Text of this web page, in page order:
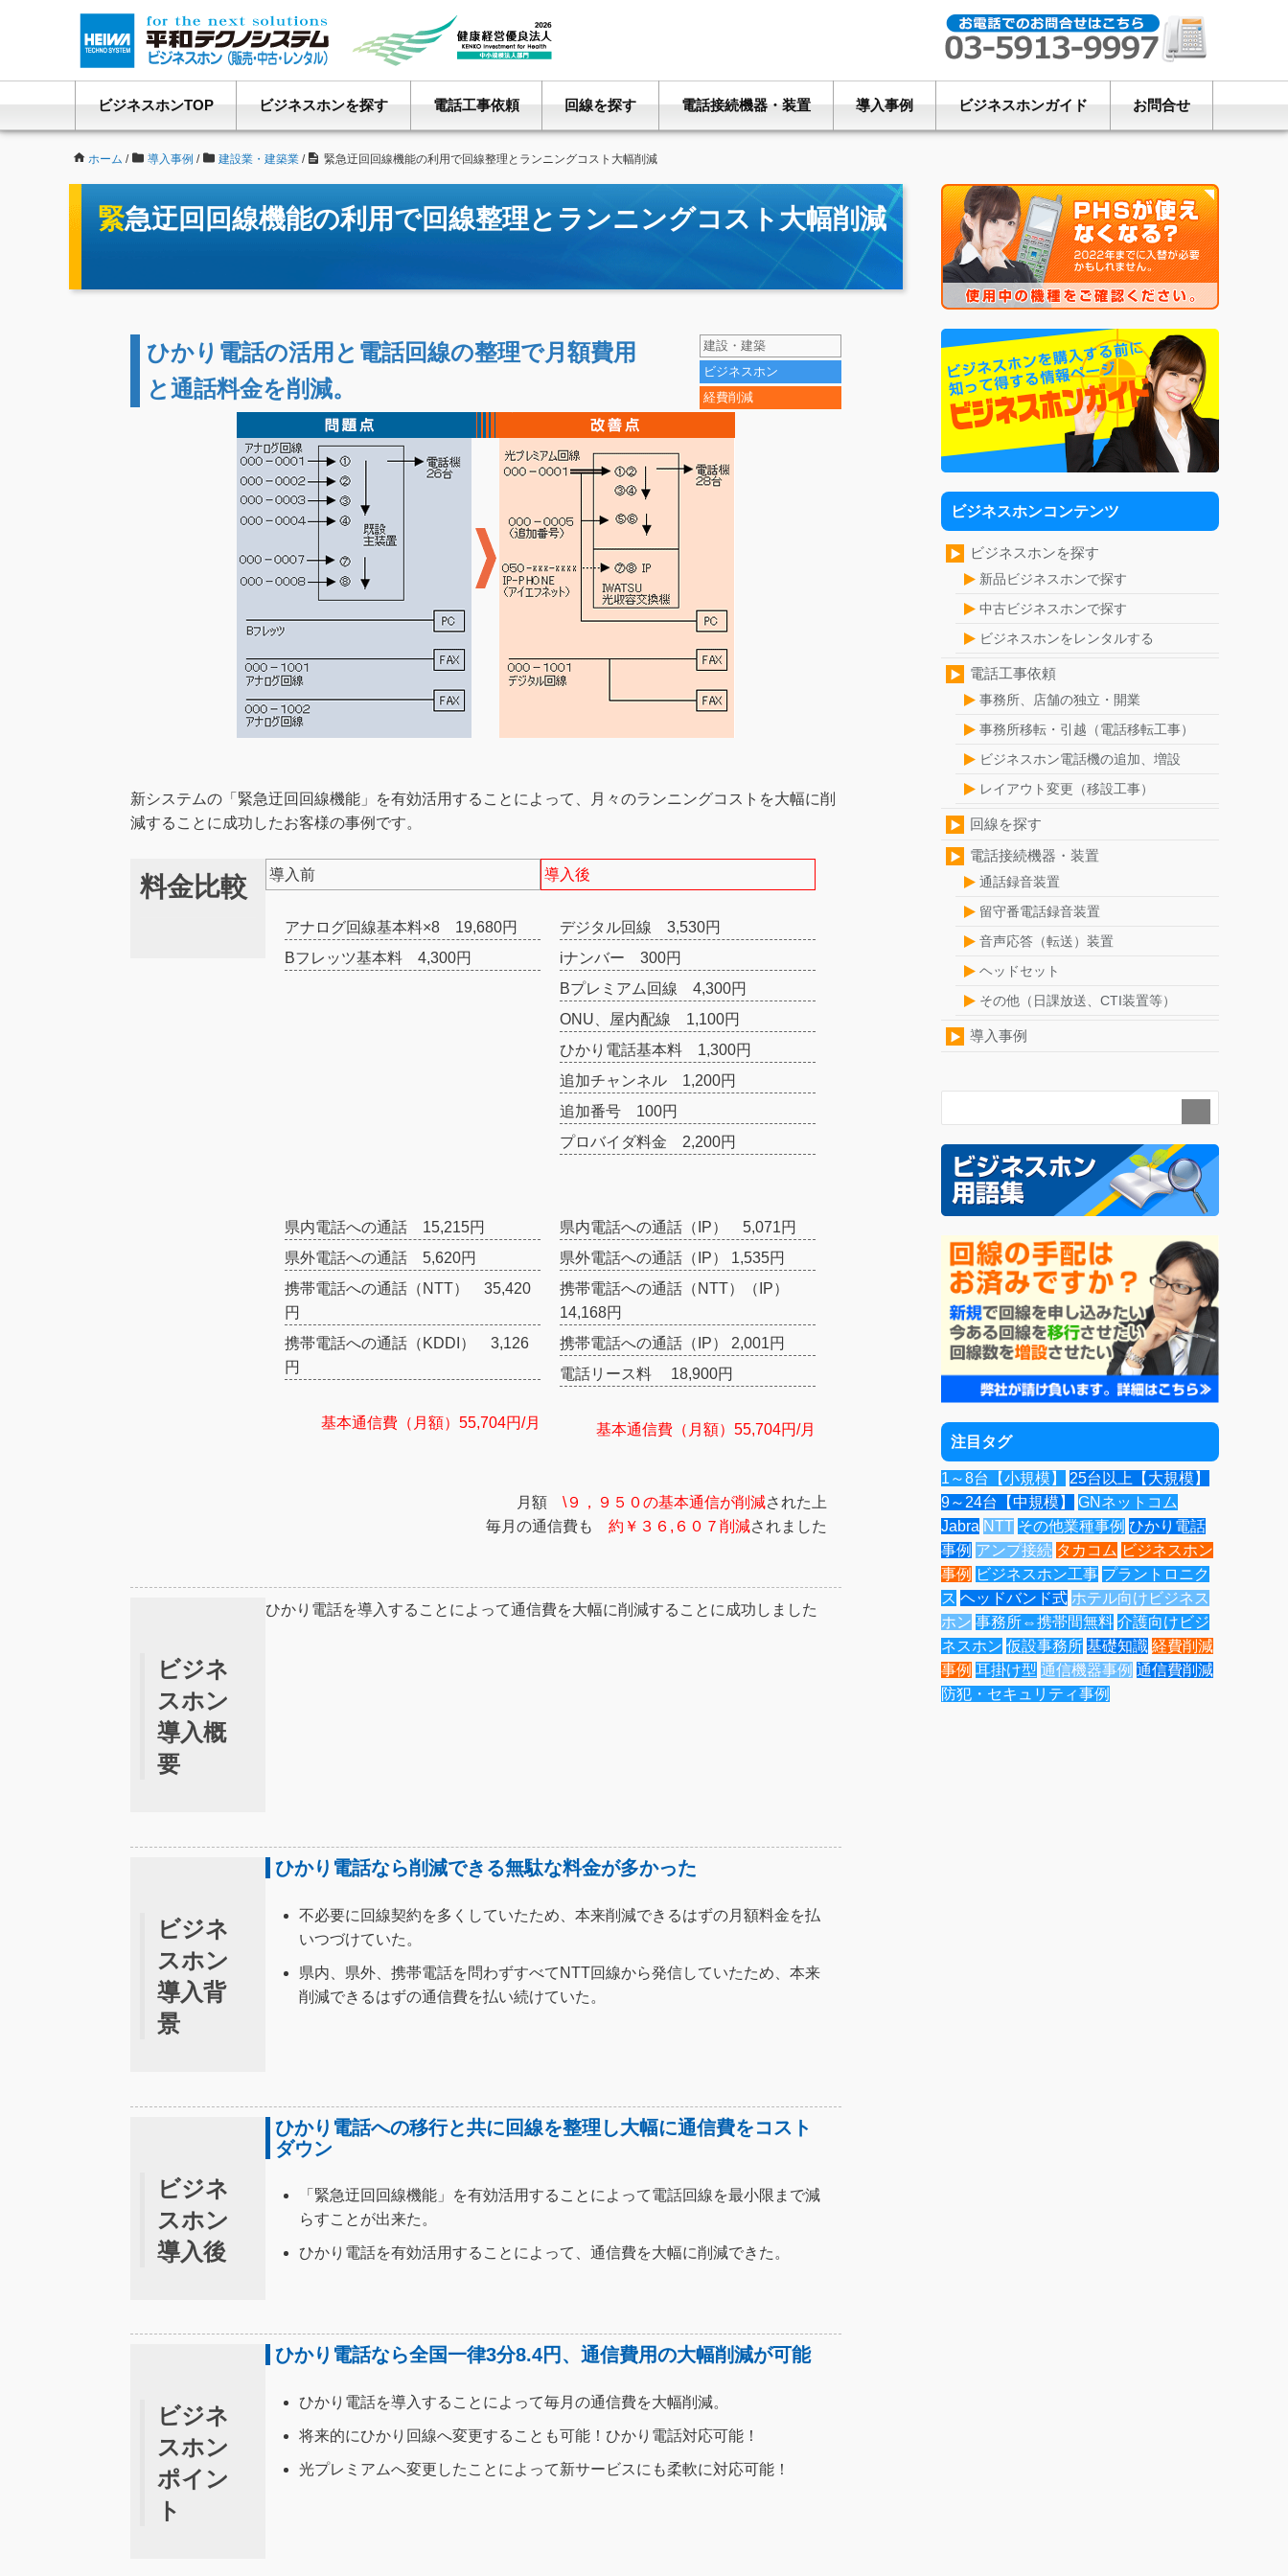
ビジネスホンTOP ビジネスホンを探す 電話工事依頼 回線を探す 電話接続機器・装置 導入事例 ビジネスホンガイド お問合せ
ホーム / 導入事例 / 建設業・建築業 / 緊急迂回回線機能の利用で回線整理とランニングコスト大幅削減
緊急迂回回線機能の利用で回線整理とランニングコスト大幅削減
建設・建築
ビジネスホン
経費削減
ひかり電話の活用と電話回線の整理で月額費用
と通話料金を削減。
新システムの「緊急迂回回線機能」を有効活用することによって、月々のランニングコストを大幅に削
減することに成功したお客様の事例です。
料金比較 導入前
アナログ回線基本料×8 19,680円
Bフレッツ基本料 4,300円
導入後
デジタル回線 3,530円
iナンバー 300円
Bプレミアム回線 4,300円
ONU、屋内配線 1,100円
ひかり電話基本料 1,300円
追加チャンネル 1,200円
追加番号 100円
プロバイダ料金 2,200円
県内電話への通話 15,215円
県外電話への通話 5,620円
携帯電話への通話（NTT） 35,420
円
携帯電話への通話（KDDI） 3,126
円
基本通信費（月額）55,704円/月
県内電話への通話（IP） 5,071円
県外電話への通話（IP） 1,535円
携帯電話への通話（NTT）（IP）
14,168円
携帯電話への通話（IP） 2,001円
電話リース料 18,900円
基本通信費（月額）55,704円/月
月額\９，９５０の基本通信が削減された上
毎月の通信費も約￥３６,６０７削減されました
ビジネ
スホン
導入概
要
ひかり電話を導入することによって通信費を大幅に削減することに成功しました
ビジネ
スホン
導入背
景
ひかり電話なら削減できる無駄な料金が多かった
不必要に回線契約を多くしていたため、本来削減できるはずの月額料金を払
いつづけていた。
県内、県外、携帯電話を問わずすべてNTT回線から発信していたため、本来
削減できるはずの通信費を払い続けていた。
ビジネ
スホン
導入後
ひかり電話への移行と共に回線を整理し大幅に通信費をコスト
ダウン
「緊急迂回回線機能」を有効活用することによって電話回線を最小限まで減
らすことが出来た。
ひかり電話を有効活用することによって、通信費を大幅に削減できた。
ビジネ
スホン
ポイン
ト
ひかり電話なら全国一律3分8.4円、通信費用の大幅削減が可能
ひかり電話を導入することによって毎月の通信費を大幅削減。
将来的にひかり回線へ変更することも可能！ひかり電話対応可能！
光プレミアムへ変更したことによって新サービスにも柔軟に対応可能！
ビジネスホンコンテンツ
ビジネスホンを探す
新品ビジネスホンで探す
中古ビジネスホンで探す
ビジネスホンをレンタルする
電話工事依頼
事務所、店舗の独立・開業
事務所移転・引越（電話移転工事）
ビジネスホン電話機の追加、増設
レイアウト変更（移設工事）
回線を探す
電話接続機器・装置
通話録音装置
留守番電話録音装置
音声応答（転送）装置
ヘッドセット
その他（日課放送、CTI装置等）
導入事例
注目タグ
1～8台【小規模】
25台以上【大規模】
9～24台【中規模】
GNネットコム
Jabra NTT その他業種事例 ひかり電話
事例 アンプ接続 タカコム ビジネスホン
事例 ビジネスホン工事 プラントロニク
ス ヘッドバンド式 ホテル向けビジネス
ホン 事務所⇔携帯間無料 介護向けビジ
ネスホン 仮設事務所 基礎知識 経費削減
事例 耳掛け型 通信機器事例 通信費削減
防犯・セキュリティ事例